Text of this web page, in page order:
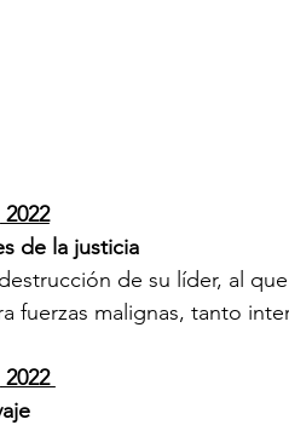
de la justicia
de su líder, al
fuerzas malignas, tanto